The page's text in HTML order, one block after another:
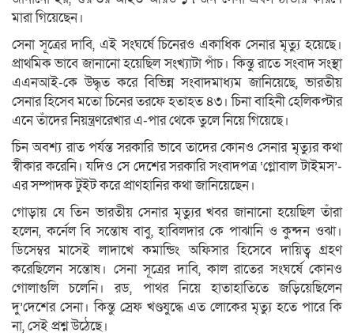
মারা গিয়েছেন।
সেনা সূত্রের দাবি, এই সংঘর্ষে চিনেরও একাধিক সেনার মৃত্যু হয়েছে।
প্রাথমিক ভাবে জানানো হয়েছিল সংখ্যাটা পাঁচ। কিন্তু রাতে সংবাদ সংস্থা
এএনআই-কে উদ্ধৃত করে বিভিন্ন সংবাদমাধ্যম জানিয়েছে, ভারতীয়
সেনার হিসেব মতো চিনের তরফে হতাহত ৪৩। চিনা বাহিনী হেলিকপ্টার
এনে তাঁদের নিয়ন্ত্রণরেখার এ-পার থেকে তুলে নিয়ে গিয়েছে।
চিন অবশ্য রাত পর্যন্ত সরকারি ভাবে তাদের কোনও সেনার মৃত্যুর কথা
স্বীকার করেনি। যদিও সে দেশের সরকারি সংবাদপত্র ‘গ্লোবাল টাইমস’-
এর সম্পাদক টুইট করে প্রাণহানির কথা জানিয়েছেন।
গোড়ায় যে তিন ভারতীয় সেনার মৃত্যুর খবর জানানো হয়েছিল তাঁরা
হলেন, কর্নেল বি সন্তোষ বাবু, হাবিলদার কে পাঝানি ও কুন্দন ওঝা।
ডিসেম্বর মাসেই লাদাখে কমান্ডিং অফিসার হিসেবে দায়িত্ব গ্রহণ
করেছিলেন সন্তোষ। সেনা সূত্রের দাবি, কাল রাতের সংঘর্ষে কোনও
গোলাগুলি চলেনি। রড, পাথর নিয়ে হাতাহাতিতে জড়িয়েছিলেন
দু’দেশের সেনা। কিন্তু স্রেফ খণ্ডযুদ্ধে এত লোকের মৃত্যু হতে পারে কি
না, সেই প্রশ্ন উঠেছে।